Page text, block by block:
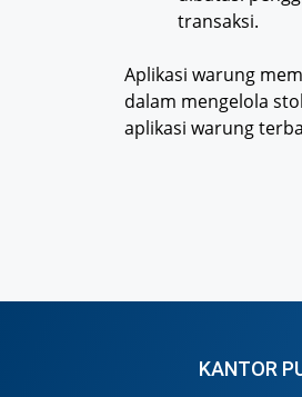
transaksi.
Aplikasi warung
dalam mengelola
aplikasi warung
KANTOR